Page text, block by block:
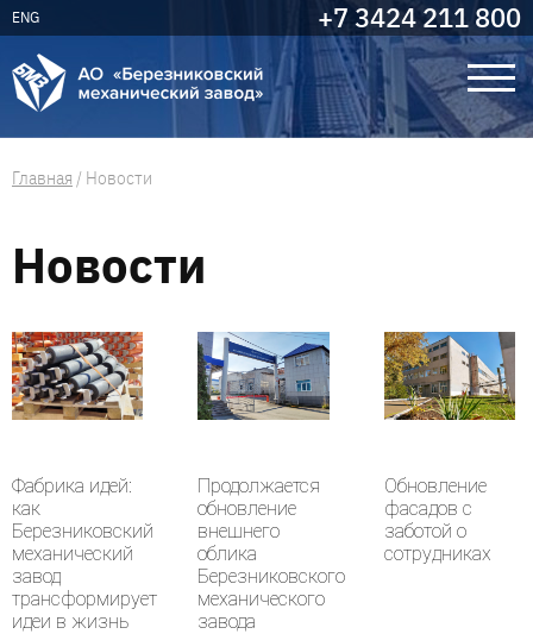
+7 3424 211 800
ENG
Главная / Новости
Новости
Фабрика идей:
как
Березниковский
механический
завод
трансформирует
идеи в жизнь
Продолжается
обновление
внешнего
облика
Березниковского
механического
завода
Обновление
фасадов с
заботой о
сотрудниках